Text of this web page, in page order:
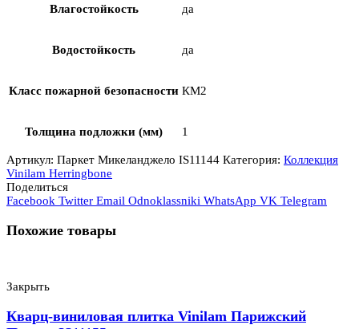
Влагостойкость да
Водостойкость да
Класс пожарной безопасности КМ2
Толщина подложки (мм) 1
Артикул: Паркет Микеланджело IS11144 Категория: Коллекция
Vinilam Herringbone
Поделиться
Facebook Twitter Email Odnoklassniki WhatsApp VK Telegram
Похожие товары
Закрыть
Кварц-виниловая плитка Vinilam Парижский